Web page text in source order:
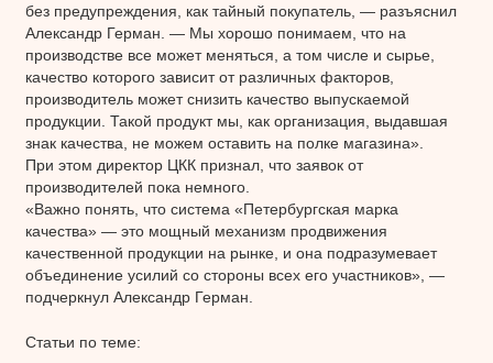
без предупреждения, как тайный покупатель, — разъяснил
Александр Герман. — Мы хорошо понимаем, что на
производстве все может меняться, а том числе и сырье,
качество которого зависит от различных факторов,
производитель может снизить качество выпускаемой
продукции. Такой продукт мы, как организация, выдавшая
знак качества, не можем оставить на полке магазина».
При этом директор ЦКК признал, что заявок от
производителей пока немного.
«Важно понять, что система «Петербургская марка
качества» — это мощный механизм продвижения
качественной продукции на рынке, и она подразумевает
объединение усилий со стороны всех его участников», —
подчеркнул Александр Герман.
Статьи по теме: